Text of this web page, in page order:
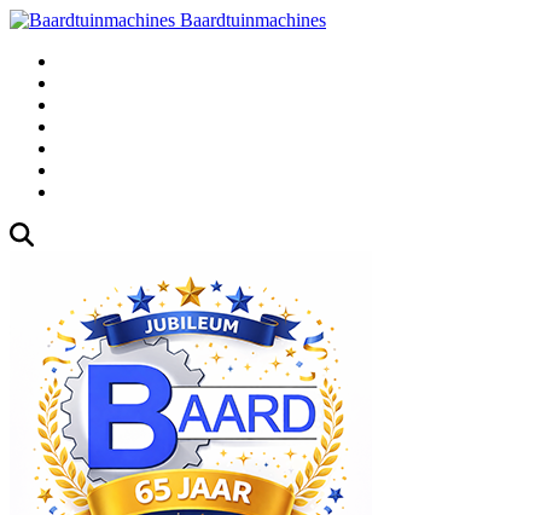
Baardtuinmachines